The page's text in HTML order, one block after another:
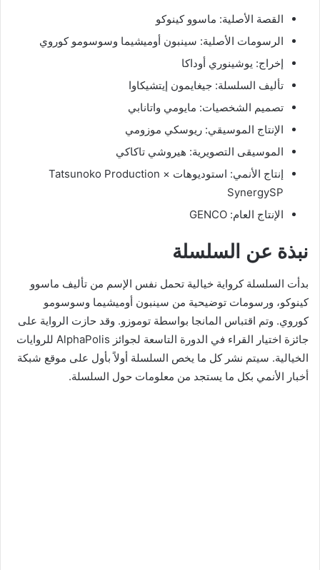
القصة الأصلية: ماسوو كينوكو
الرسومات الأصلية: سينبون أوميشيما وسوسومو كوروي
إخراج: يوشينوري أوداكا
تأليف السلسلة: جيغايمون إيتشيكاوا
تصميم الشخصيات: مايومي واتانابي
الإنتاج الموسيقي: ريوسكي موزومي
الموسيقى التصويرية: هيروشي تاكاكي
إنتاج الأنمي: استوديوهات Tatsunoko Production ×
SynergySP
الإنتاج العام: GENCO
نبذة عن السلسلة
بدأت السلسلة كرواية خيالية تحمل نفس الإسم من تأليف ماسوو
كينوكو، ورسومات توضيحية من سينبون أوميشيما وسوسومو
كوروي. وتم اقتباس المانجا بواسطة توموزو. وقد حازت الرواية على
جائزة اختيار القراء في الدورة التاسعة لجوائز AlphaPolis للروايات
الخيالية. سيتم نشر كل ما يخص السلسلة أولاً بأول على موقع شبكة
أخبار الأنمي بكل ما يستجد من معلومات حول السلسلة.